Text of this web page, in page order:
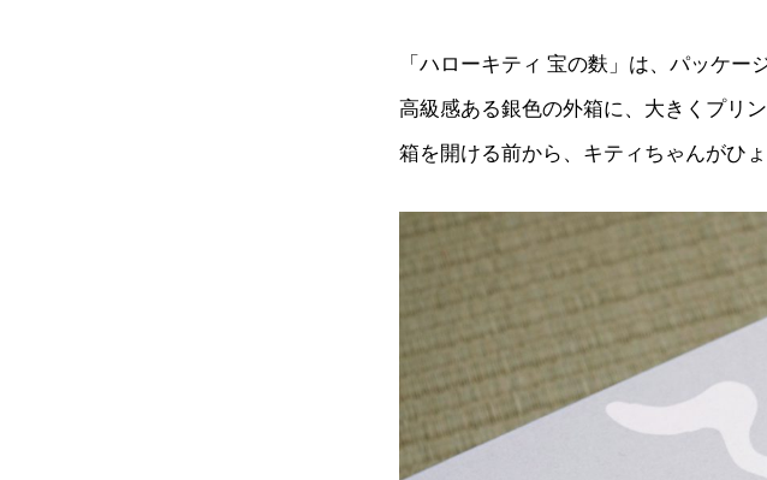
「ハローキティ 宝の麩」は、パッケー
高級感ある銀色の外箱に、大きくプリ
箱を開ける前から、キティちゃんがひ